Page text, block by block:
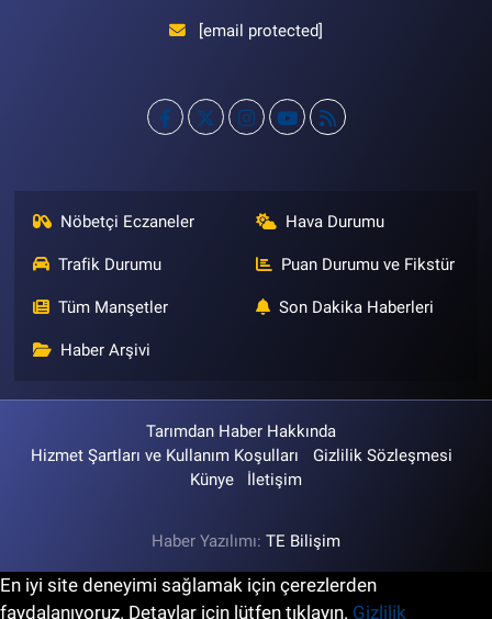
[email protected]
Nöbetçi Eczaneler Hava Durumu
Trafik Durumu Puan Durumu ve Fikstür
Tüm Manşetler Son Dakika Haberleri
Haber Arşivi
Tarımdan Haber Hakkında
Hizmet Şartları ve Kullanım Koşulları
Gizlilik Sözleşmesi
Künye
İletişim
Haber Yazılımı: TE Bilişim
En iyi site deneyimi sağlamak için çerezlerden
faydalanıyoruz. Detaylar için lütfen tıklayın. Gizlilik